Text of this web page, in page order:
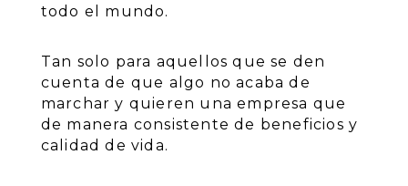
todo el mundo.
Tan solo para aquellos que se den
cuenta de que algo no acaba de
marchar y quieren una empresa que
de manera consistente de beneficios y
calidad de vida.